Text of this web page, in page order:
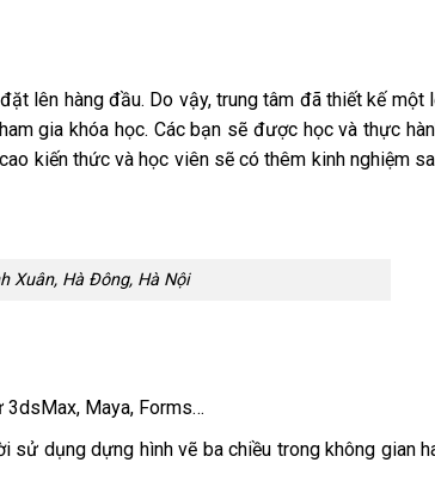
lên hàng đầu. Do vậy, trung tâm đã thiết kế một
gia khóa học. Các bạn sẽ được học và thực
kiến thức và học viên sẽ có thêm kinh nghiệm
Xuân, Hà Đông, Hà Nội
3dsMax, Maya, Forms…
sử dụng dựng hình vẽ ba chiều trong không gian